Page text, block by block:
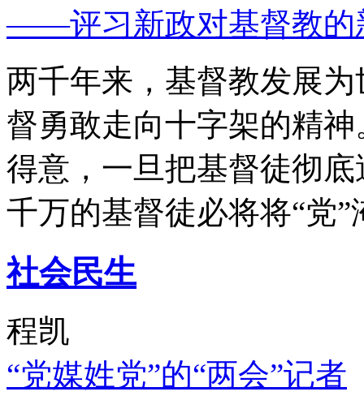
——评习新政对基督教的
两千年来，基督教发展
督勇敢走向十字架的精
得意，一旦把基督徒彻
千万的基督徒必将将“党”
社会民生
程凯
“党媒姓党”的“两会”记者